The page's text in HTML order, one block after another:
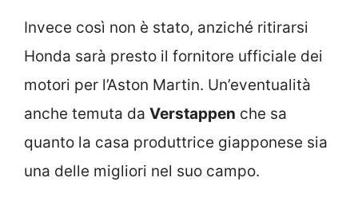
Invece così non è stato, anziché ritirarsi
Honda sarà presto il fornitore ufficiale dei
motori per l’Aston Martin. Un’eventualità
anche temuta da Verstappen che sa
quanto la casa produttrice giapponese sia
una delle migliori nel suo campo.